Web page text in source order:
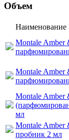
Объем
Наименование
Montale Amber
Montale Amber
Montale Amber
мл
Montale Amber
пробник 2 мл